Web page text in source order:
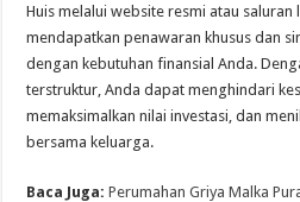
Huis melalui website resmi atau saluran
mendapatkan penawaran khusus dan
dengan kebutuhan finansial Anda.
terstruktur, Anda dapat menghindari
memaksimalkan nilai investasi, dan
bersama keluarga.
Baca Juga: Perumahan Griya Malka